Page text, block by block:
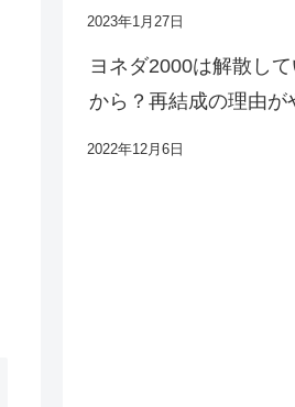
2023年1月27日
ヨネダ2000は解散し
から？再結成の理由が
2022年12月6日